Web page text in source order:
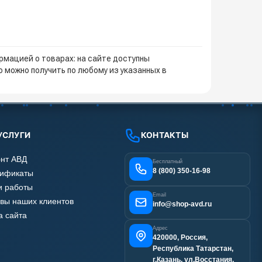
о товарах: на сайте доступны
получить по любому из указанных в
АВД
работы
наших клиентов
сайта
КОНТАКТЫ
Бесплатный
8 (800) 350-16-98
Email
info@shop-avd.ru
Адрес
420000, Россия,
Республика Татарстан,
г.Казань, ул.Восстания,